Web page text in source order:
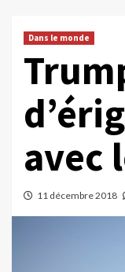
Dans le monde
avec
11 décembre 2018